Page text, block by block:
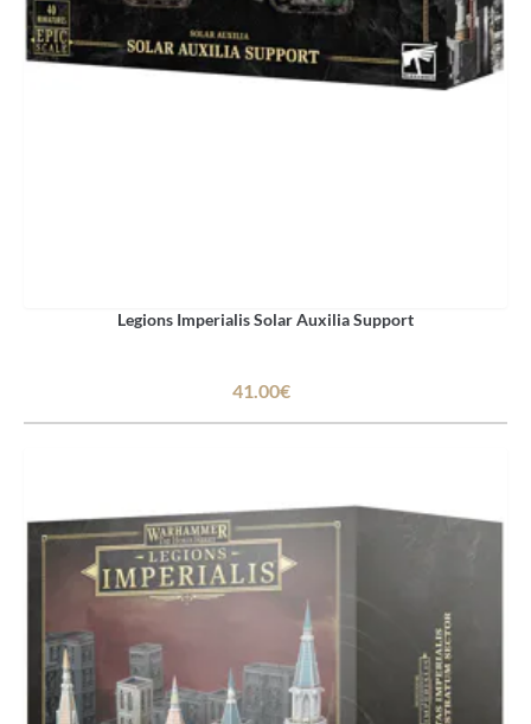
Legions Imperialis Solar Auxilia Support
41.00€